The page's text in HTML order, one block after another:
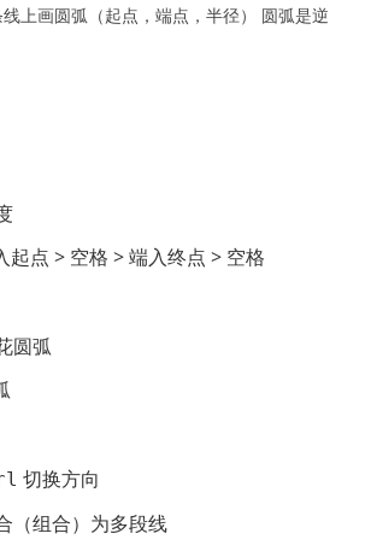
上画圆弧（起点，端点，半径） 圆弧是逆
起点 > 空格 > 端入终点 > 空格
圆弧
切换方向
（组合）为多段线